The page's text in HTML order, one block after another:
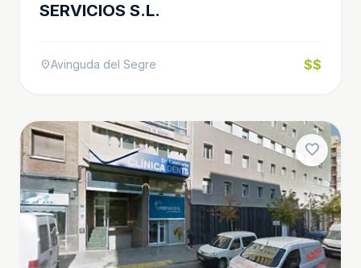
SERVICIOS S.L.
location_onAvinguda del Segre $$
favorite